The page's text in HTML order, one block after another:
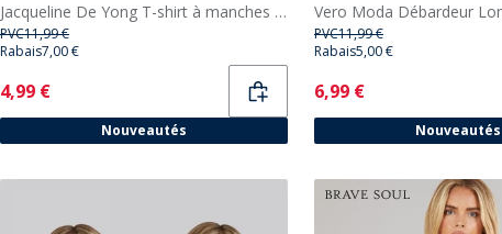
Jacqueline De Yong T-shirt à manches longues Rex Femme Danse des nuages
PVC11,99 €
Rabais7,00 €
Current
4,99 €
Nouveautés
PVC11,99 €
Rabais5,00 €
Current
6,99 €
Nouveautés